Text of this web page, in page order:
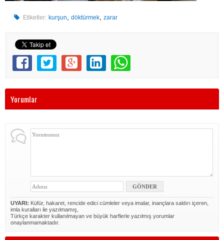
Etiketler: kurşun,döktürmek,zarar
Yorumlar
UYARI: Küfür, hakaret, rencide edici cümleler veya imalar, inançlara saldırı içeren,
imla kuralları ile yazılmamış,
Türkçe karakter kullanılmayan ve büyük harflerle yazılmış yorumlar
onaylanmamaktadır.